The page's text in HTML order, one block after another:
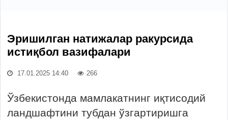
Эришилган натижалар ракурсида
истиқбол вазифалари
17.01.2025 14:40 266
Ўзбекистонда мамлакатнинг иқтисодий
ландшафтини тубдан ўзгартиришга